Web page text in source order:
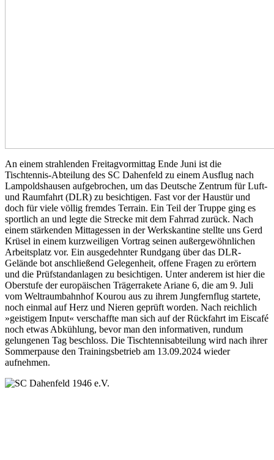
An einem strahlenden Freitagvormittag Ende Juni ist die
Tischtennis-Abteilung des SC Dahenfeld zu einem Ausflug nach
Lampoldshausen aufgebrochen, um das Deutsche Zentrum für Luft-
und Raumfahrt (DLR) zu besichtigen. Fast vor der Haustür und
doch für viele völlig fremdes Terrain. Ein Teil der Truppe ging es
sportlich an und legte die Strecke mit dem Fahrrad zurück. Nach
einem stärkenden Mittagessen in der Werkskantine stellte uns Gerd
Krüsel in einem kurzweiligen Vortrag seinen außergewöhnlichen
Arbeitsplatz vor. Ein ausgedehnter Rundgang über das DLR-
Gelände bot anschließend Gelegenheit, offene Fragen zu erörtern
und die Prüfstandanlagen zu besichtigen. Unter anderem ist hier die
Oberstufe der europäischen Trägerrakete Ariane 6, die am 9. Juli
vom Weltraumbahnhof Kourou aus zu ihrem Jungfernflug startete,
noch einmal auf Herz und Nieren geprüft worden. Nach reichlich
»geistigem Input« verschaffte man sich auf der Rückfahrt im Eiscafé
noch etwas Abkühlung, bevor man den informativen, rundum
gelungenen Tag beschloss. Die Tischtennisabteilung wird nach ihrer
Sommerpause den Trainingsbetrieb am 13.09.2024 wieder
aufnehmen.